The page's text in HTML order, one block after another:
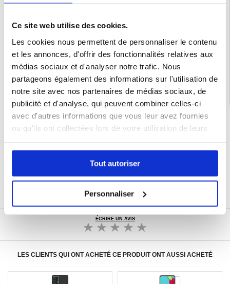
Ce site web utilise des cookies.
Les cookies nous permettent de personnaliser le contenu
et les annonces, d'offrir des fonctionnalités relatives aux
médias sociaux et d'analyser notre trafic. Nous
partageons également des informations sur l'utilisation de
notre site avec nos partenaires de médias sociaux, de
publicité et d'analyse, qui peuvent combiner celles-ci
avec d'autres informations que vous leur avez fournies
ou qu'ils ont collectées lors de votre utilisation de leurs
Tout autoriser
Personnaliser
Compatibilité:Samsung Galaxy A52 5G, Samsung Galaxy A52 4G, Samsung
Emballage:
Euroblister
EAN: 5714122204509
Catégories associées: Accessoires téléphone,Verre trempé ,Verre trempé
Samsung ,Verre trempé Samsung Galaxy A52s 5G
LIVRAISON RAPIDE
7 % DE RÉDUCTION
CHAT EN DIRECT :
ÉCRIRE UN AVIS
LES CLIENTS QUI ONT ACHETÉ CE PRODUIT ONT AUSSI ACHETÉ